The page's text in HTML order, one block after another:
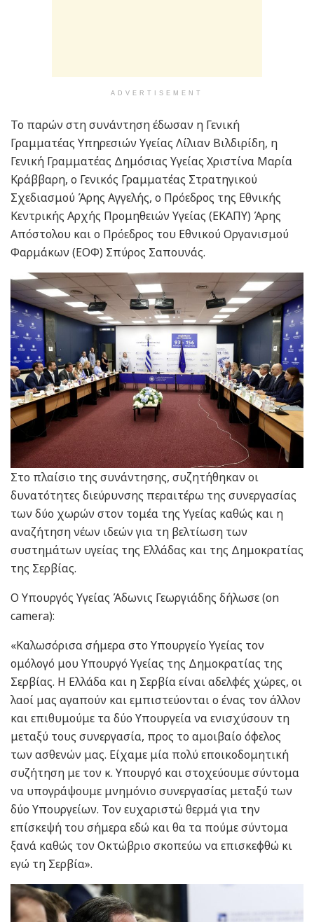
ADVERTISEMENT
Το παρών στη συνάντηση έδωσαν η Γενική
Γραμματέας Υπηρεσιών Υγείας Λίλιαν Βιλδιρίδη, η
Γενική Γραμματέας Δημόσιας Υγείας Χριστίνα Μαρία
Κράββαρη, ο Γενικός Γραμματέας Στρατηγικού
Σχεδιασμού Άρης Αγγελής, ο Πρόεδρος της Εθνικής
Κεντρικής Αρχής Προμηθειών Υγείας (ΕΚΑΠΥ) Άρης
Απόστολου και ο Πρόεδρος του Eθνικού Οργανισμού
Φαρμάκων (ΕΟΦ) Σπύρος Σαπουνάς.
Στο πλαίσιο της συνάντησης, συζητήθηκαν οι
δυνατότητες διεύρυνσης περαιτέρω της συνεργασίας
των δύο χωρών στον τομέα της Υγείας καθώς και η
αναζήτηση νέων ιδεών για τη βελτίωση των
συστημάτων υγείας της Ελλάδας και της Δημοκρατίας
της Σερβίας.
Ο Υπουργός Υγείας Άδωνις Γεωργιάδης δήλωσε (on
camera):
«Καλωσόρισα σήμερα στο Υπουργείο Υγείας τον
ομόλογό μου Υπουργό Υγείας της Δημοκρατίας της
Σερβίας. Η Ελλάδα και η Σερβία είναι αδελφές χώρες, οι
λαοί μας αγαπούν και εμπιστεύονται ο ένας τον άλλον
και επιθυμούμε τα δύο Υπουργεία να ενισχύσουν τη
μεταξύ τους συνεργασία, προς το αμοιβαίο όφελος
των ασθενών μας. Είχαμε μία πολύ εποικοδομητική
συζήτηση με τον κ. Υπουργό και στοχεύουμε σύντομα
να υπογράψουμε μνημόνιο συνεργασίας μεταξύ των
δύο Υπουργείων. Τον ευχαριστώ θερμά για την
επίσκεψή του σήμερα εδώ και θα τα πούμε σύντομα
ξανά καθώς τον Οκτώβριο σκοπεύω να επισκεφθώ κι
εγώ τη Σερβία».